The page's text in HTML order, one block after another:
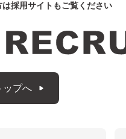
は採用サイトもご覧ください
ップへ